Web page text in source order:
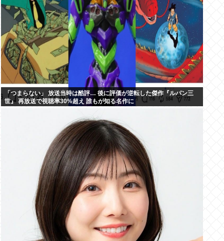
「つまらない」 放送当時は酷評… 後に評価が逆転した傑作『ルパン三
世』 再放送で視聴率30%超え 誰もが知る名作に